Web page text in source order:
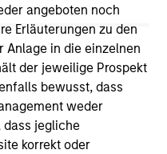
angeboten noch
Erläuterungen zu den
Anlage in die einzelnen
der jeweilige Prospekt
bewusst, dass
weder
jegliche
korrekt oder